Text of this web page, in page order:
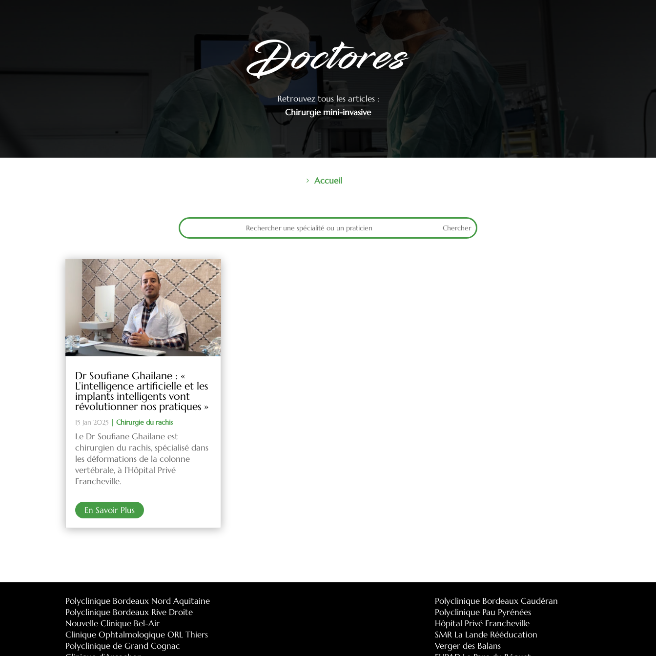
Retrouvez tous les articles :
Chirurgie mini-invasive
Accueil
Dr Soufiane Ghailane : «
L’intelligence artificielle et les
implants intelligents vont
révolutionner nos pratiques »
15 Jan 2025 |Chirurgie du rachis
Le Dr Soufiane Ghailane est
chirurgien du rachis, spécialisé dans
les déformations de la colonne
vertébrale, à l’Hôpital Privé
Francheville.
En Savoir Plus
Polyclinique Bordeaux Nord Aquitaine
Polyclinique Bordeaux Rive Droite
Nouvelle Clinique Bel-Air
Clinique Ophtalmologique ORL Thiers
Polyclinique de Grand Cognac
Polyclinique Bordeaux Caudéran
Polyclinique Pau Pyrénées
Hôpital Privé Francheville
SMR La Lande Rééducation
Verger des Balans